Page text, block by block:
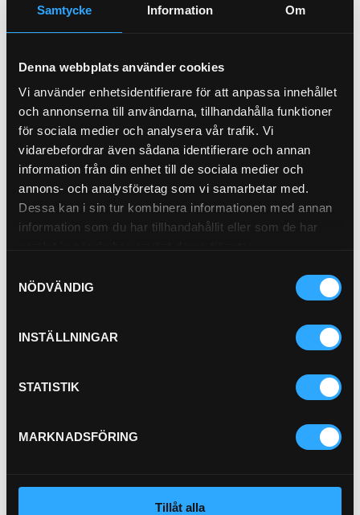
Samtycke Information Om
Denna webbplats använder cookies
Vi använder enhetsidentifierare för att anpassa innehållet
och annonserna till användarna, tillhandahålla funktioner
för sociala medier och analysera vår trafik. Vi
vidarebefordrar även sådana identifierare och annan
information från din enhet till de sociala medier och
annons- och analysföretag som vi samarbetar med.
Dessa kan i sin tur kombinera informationen med annan
information som du har tillhandahållit eller som de har
NÖDVÄNDIG
INSTÄLLNINGAR
STATISTIK
MARKNADSFÖRING
Tillåt alla
Oljefilter
21-0162
172.00